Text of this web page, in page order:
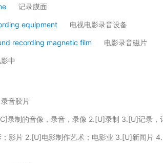
记录膜面
equipment 电视电影录音设备
recording magnetic film 电影录音磁片
中
录音胶片
录制的音像，录音，录像 2.[U]录制 3.[U]记录，
；影片 2.[U]电影制作艺术；电影业 3.[U]新闻片